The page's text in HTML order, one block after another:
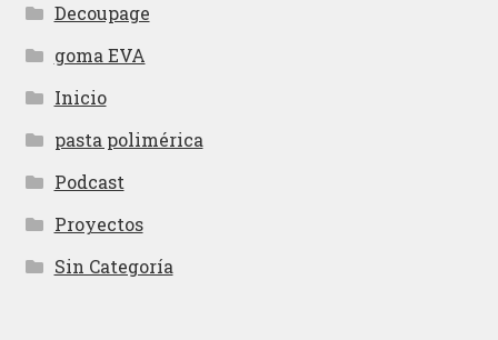
Decoupage
goma EVA
Inicio
pasta polimérica
Podcast
Proyectos
Sin Categoría